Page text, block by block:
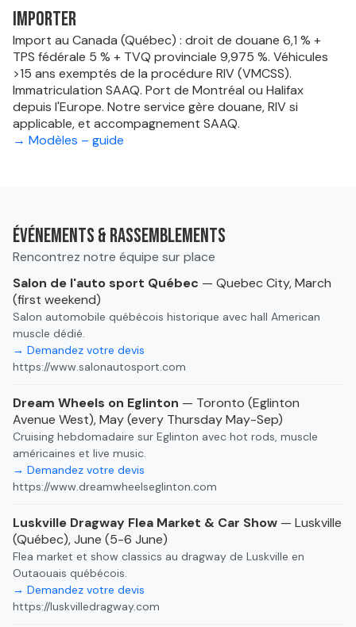
Importer
Import au Canada (Québec) : droit de douane 6,1 % +
TPS fédérale 5 % + TVQ provinciale 9,975 %. Véhicules
>15 ans exemptés de la procédure RIV (VMCSS).
Immatriculation SAAQ. Port de Montréal ou Halifax
depuis l'Europe. Notre service gère douane, RIV si
applicable, et accompagnement SAAQ.
→ Modèles – guide
Événements & rassemblements
Rencontrez notre équipe sur place
Salon de l'auto sport Québec — Quebec City, March
(first weekend)
Salon automobile québécois historique avec hall American
muscle dédié.
→ Demandez votre devis
https://www.salonautosport.com
Dream Wheels on Eglinton — Toronto (Eglinton
Avenue West), May (every Thursday May-Sep)
Cruising hebdomadaire sur Eglinton avec hot rods, muscle
américaines et live music.
→ Demandez votre devis
https://www.dreamwheelseglinton.com
Luskville Dragway Flea Market & Car Show — Luskville
(Québec), June (5-6 June)
Flea market et show classics au dragway de Luskville en
Outaouais québécois.
→ Demandez votre devis
https://luskvilledragway.com